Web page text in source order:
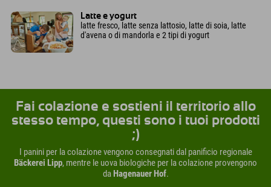
Latte e yogurt
latte fresco, latte senza lattosio, latte di soia, latte
d'avena o di mandorla e 2 tipi di yogurt
Fai colazione e sostieni il territorio allo
stesso tempo, questi sono i tuoi prodotti
;)
I panini per la colazione vengono consegnati dal panificio regionale
Bäckerei Lipp, mentre le uova biologiche per la colazione provengono
daHagenauer Hof.